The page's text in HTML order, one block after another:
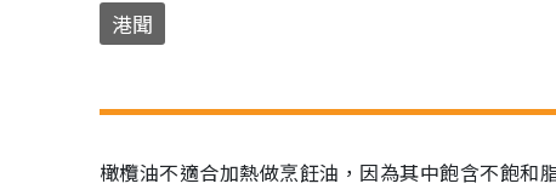
港聞
橄欖油不適合加熱做烹飪油，因為其中飽含不飽和